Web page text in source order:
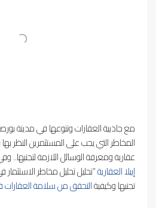
مع جاذبية العقارات وتنوعها في مدينة
المخاطر التي يجب على المستثمرين النظر
عقارية ومعرفة الوسائل اللازمة
إيبلا العقارية“تحليل تحليل مخاطر
تجنبها وكيفيةالتحقق من سلامة العقارات